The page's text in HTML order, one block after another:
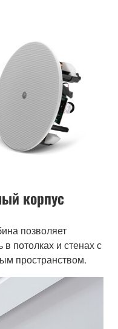
корпус
позволяет
в потолках и стенах с
пространством.